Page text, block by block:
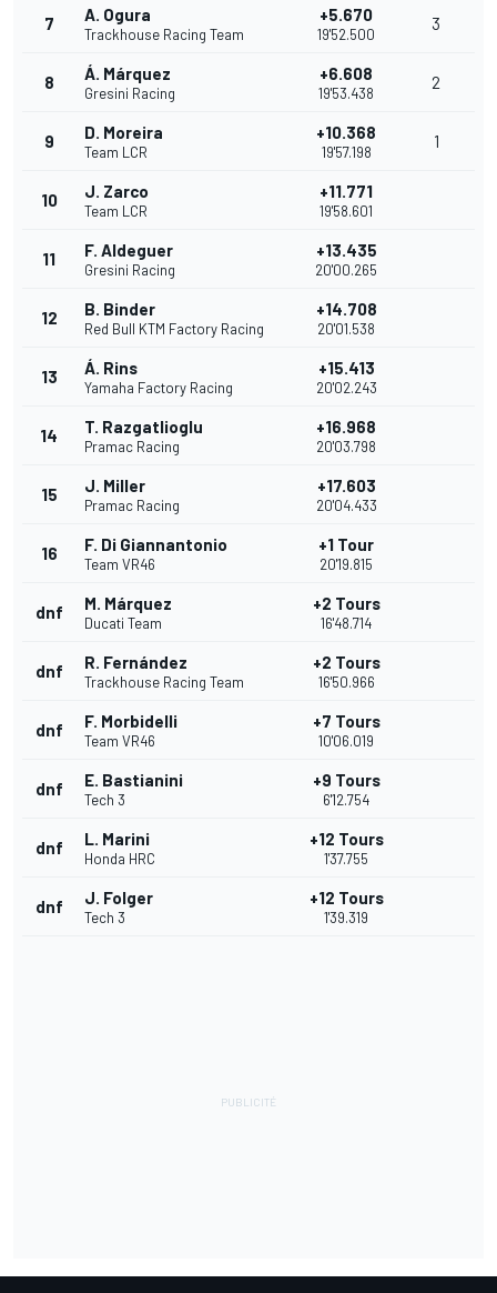
7 A. Ogura
Trackhouse Racing Team
+5.670
19'52.500
3
8 Á. Márquez
Gresini Racing
+6.608
19'53.438
2
9 D. Moreira
Team LCR
+10.368
19'57.198
1
10 J. Zarco
Team LCR
+11.771
19'58.601
11 F. Aldeguer
Gresini Racing
+13.435
20'00.265
12 B. Binder
Red Bull KTM Factory Racing
+14.708
20'01.538
13 Á. Rins
Yamaha Factory Racing
+15.413
20'02.243
14 T. Razgatlioglu
Pramac Racing
+16.968
20'03.798
15 J. Miller
Pramac Racing
+17.603
20'04.433
16 F. Di Giannantonio
Team VR46
+1 Tour
20'19.815
dnf M. Márquez
Ducati Team
+2 Tours
16'48.714
dnf R. Fernández
Trackhouse Racing Team
+2 Tours
16'50.966
dnf F. Morbidelli
Team VR46
+7 Tours
10'06.019
dnf E. Bastianini
Tech 3
+9 Tours
6'12.754
dnf L. Marini
Honda HRC
+12 Tours
1'37.755
dnf J. Folger
Tech 3
+12 Tours
1'39.319